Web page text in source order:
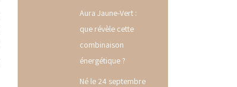
Aura Jaune-Vert :
que révèle cette
combinaison
énergétique ?
Né le 24 septembre